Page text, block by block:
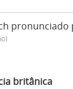
pronunciado
britânica